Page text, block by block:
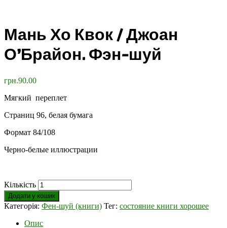
Мань Хо Квок / Джоан
О’Брайон. Фэн-шуй
грн.90.00
Мягкий переплет
Страниц 96, белая бумага
Формат 84/108
Черно-белые иллюстрации
Кількість
Додати у кошик
Категорія: Фен-шуй (книги) Тег: состояние книги хорошее
Опис